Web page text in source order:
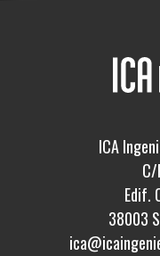
ICA
Edif.
38003